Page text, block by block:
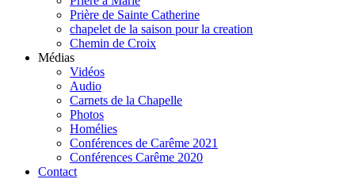
Prière de Sainte Catherine
chapelet de la saison pour la creation
Chemin de Croix
Médias
Vidéos
Audio
Carnets de la Chapelle
Photos
Homélies
Conférences de Carême 2021
Conférences Carême 2020
Contact